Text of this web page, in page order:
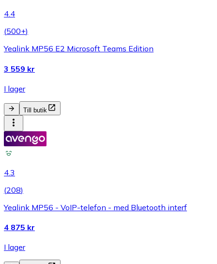
4.4
(500+)
Yealink MP56 E2 Microsoft Teams Edition
3 559 kr
I lager
Till butik
4.3
(208)
Yealink MP56 - VoIP-telefon - med Bluetooth interf
4 875 kr
I lager